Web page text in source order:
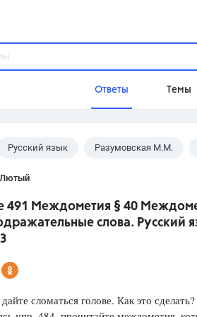
Ответы Темы
Школа
Русский язык Разумовская М.М.
491 Междометия § 40
слова. Русский
сломаться голове. Как это сделать?